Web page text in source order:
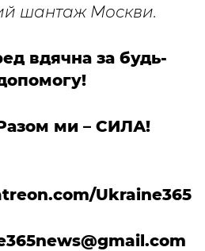
шантаж Москви.
вдячна за будь-
ми – СИЛА!
Ukraine365